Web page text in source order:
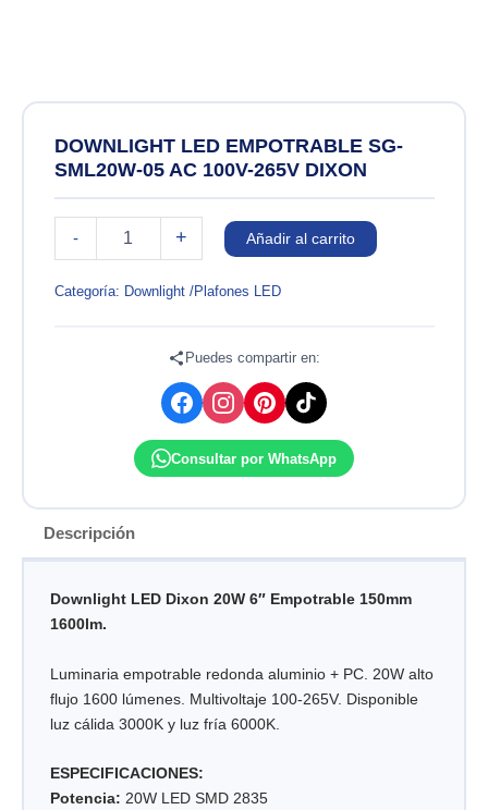
DOWNLIGHT LED EMPOTRABLE SG-
SML20W-05 AC 100V-265V DIXON
-
SG-
+ Añadir al carrito
Categoría: Downlight /Plafones LED
Puedes compartir en:
Consultar por WhatsApp
Descripción
Downlight LED Dixon 20W 6″ Empotrable 150mm
1600lm.
Luminaria empotrable redonda aluminio + PC. 20W alto
flujo 1600 lúmenes. Multivoltaje 100-265V. Disponible
luz cálida 3000K y luz fría 6000K.
ESPECIFICACIONES:
Potencia: 20W LED SMD 2835